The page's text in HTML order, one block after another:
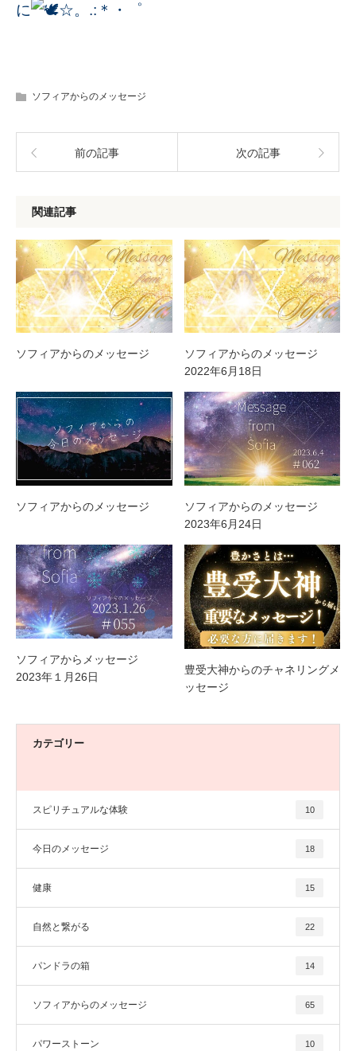
に ☆。.:＊・゜
ソフィアからのメッセージ
前の記事 次の記事
関連記事
ソフィアからのメッセージ
ソフィアからのメッセージ
2022年6月18日
ソフィアからのメッセージ
ソフィアからのメッセージ
2023年6月24日
ソフィアからメッセージ
2023年１月26日
豊受大神からのチャネリングメ
ッセージ
カテゴリー
スピリチュアルな体験 10
今日のメッセージ 18
健康 15
自然と繋がる 22
パンドラの箱 14
ソフィアからのメッセージ 65
パワーストーン 10